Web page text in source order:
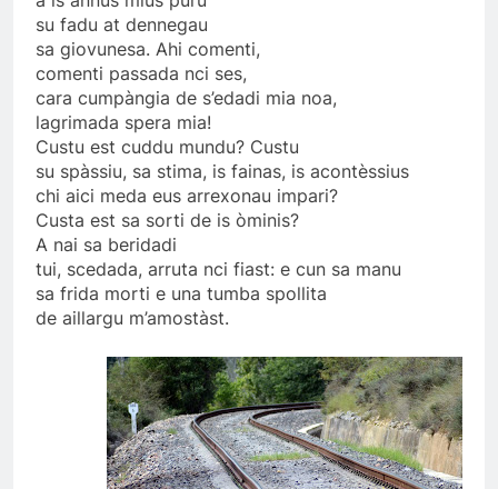
su fadu at dennegau
sa giovunesa. Ahi comenti,
comenti passada nci ses,
cara cumpàngia de s’edadi mia noa,
lagrimada spera mia!
Custu est cuddu mundu? Custu
su spàssiu, sa stima, is fainas, is acontèssius
chi aici meda eus arrexonau impari?
Custa est sa sorti de is òminis?
A nai sa beridadi
tui, scedada, arruta nci fiast: e cun sa manu
sa frida morti e una tumba spollita
de aillargu m’amostàst.